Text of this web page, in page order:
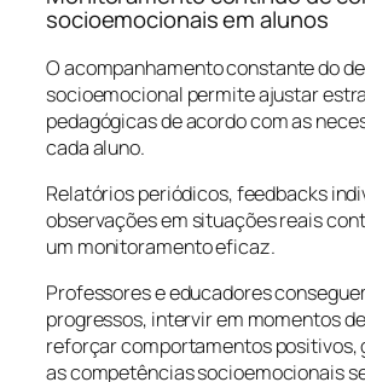
socioemocionais em alunos
O acompanhamento constante do
socioemocional permite ajustar
pedagógicas de acordo com as
cada aluno.
Relatórios periódicos, feedbacks
observações em situações reais
um monitoramento eficaz.
Professores e educadores
progressos, intervir em momentos
reforçar comportamentos positivos,
as competências socioemocionais